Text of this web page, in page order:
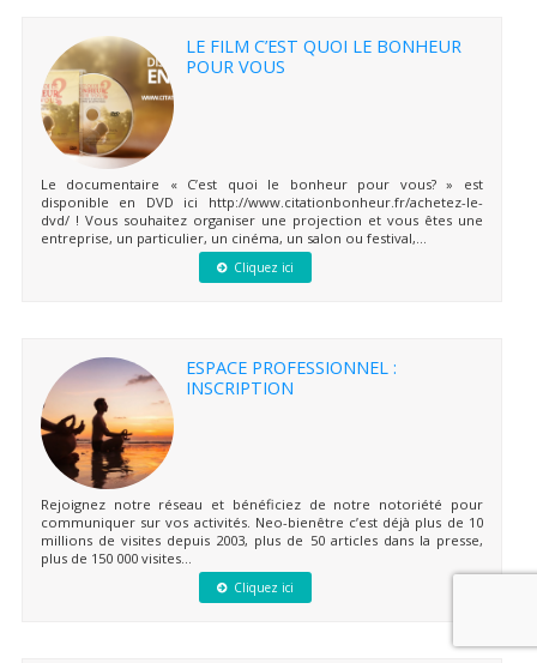
LE FILM C’EST QUOI LE BONHEUR
POUR VOUS
Le documentaire « C’est quoi le bonheur pour vous? » est
disponible en DVD ici http://www.citationbonheur.fr/achetez-le-
dvd/ ! Vous souhaitez organiser une projection et vous êtes une
entreprise, un particulier, un cinéma, un salon ou festival,...
Cliquez ici
ESPACE PROFESSIONNEL :
INSCRIPTION
Rejoignez notre réseau et bénéficiez de notre notoriété pour
communiquer sur vos activités. Neo-bienêtre c’est déjà plus de 10
millions de visites depuis 2003, plus de 50 articles dans la presse,
plus de 150 000 visites...
Cliquez ici